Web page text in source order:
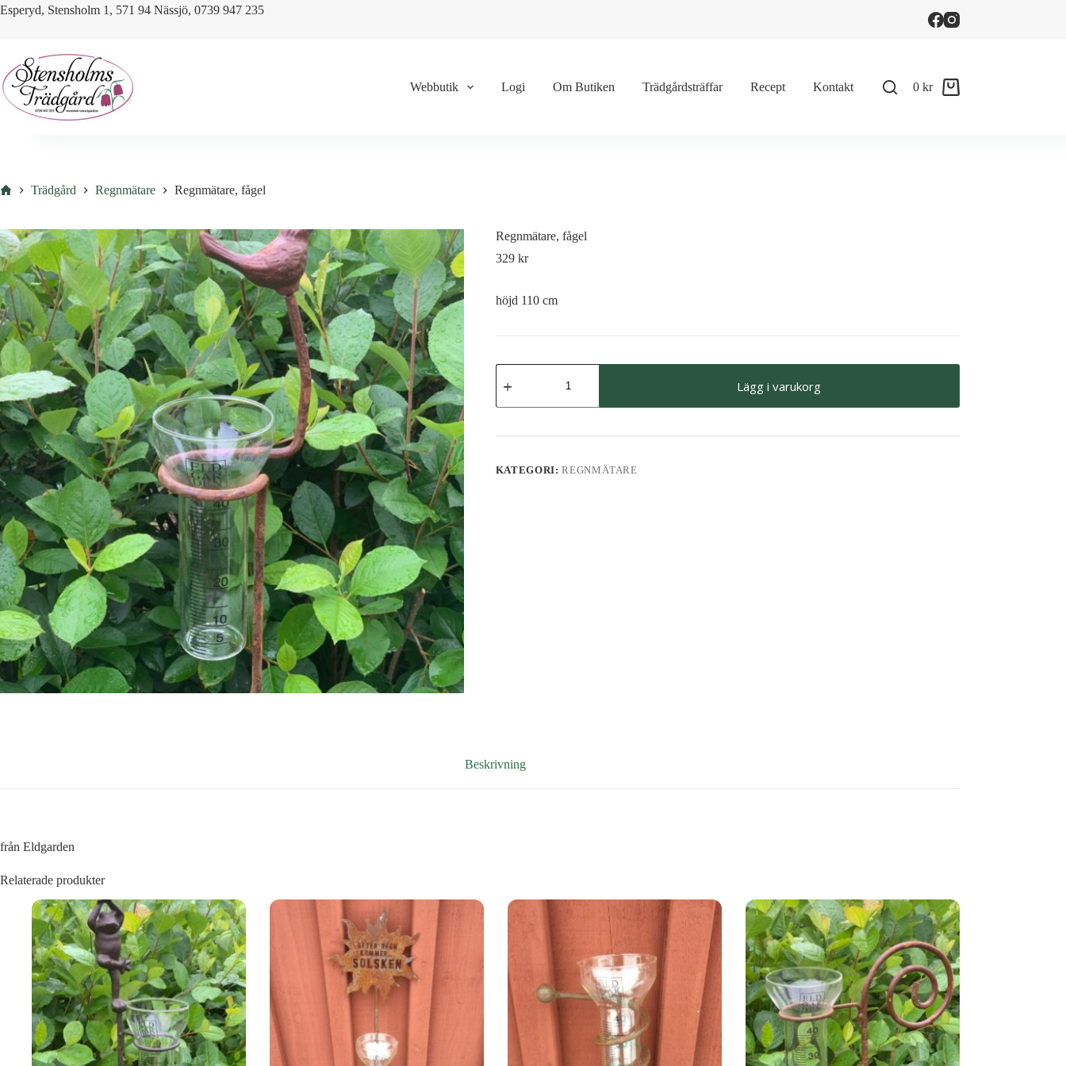
Skip
Esperyd, Stensholm 1, 571 94 Nässjö, 0739 947 235
Webbutik Logi Om Butiken Trädgårdsträffar Recept Kontakt
Shopping
0kr
HemTrädgård Regnmätare Regnmätare, fågel
Regnmätare, fågel
329 kr
höjd 110 cm
Regnmätare,
fågel
Lägg i varukorg
KATEGORI:REGNMÄTARE
Beskrivning
från Eldgarden
Relaterade produkter